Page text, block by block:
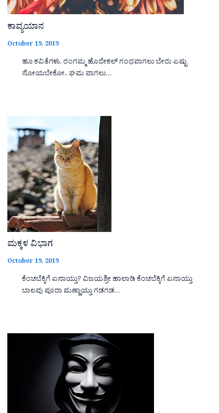
ಕಾವ್ಯಯಾನ
October 19, 2019
ಹೂ ಕವಿತೆಗಳು. ರಂಗಮ್ಮ ಹೊದೇಕಲ್ ಗಂಧವಾಗಲು ಬೇರು ಎಷ್ಟು
ನೋಯಬೇಕೋ.. ಘಮ ವಾಗಲು…
ಮಕ್ಕಳ ವಿಭಾಗ
October 19, 2019
ಕೆಂಚಬೆಕ್ಕಿಗೆ ಏನಾಯ್ತು? ವಿಜಯಶ್ರೀ ಹಾಲಾಡಿ ಕೆಂಚಬೆಕ್ಕಿಗೆ ಏನಾಯ್ತು
ಬಾಲವು ಪೂರಾ ಮಣ್ಣಾಯ್ತು ಗಡಗಡ…